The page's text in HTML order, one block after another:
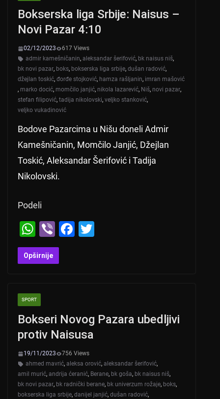
p
o
k
Bokserska liga Srbije: Naisus –
Novi Pazar 4:10
02/12/2023
617 Views
admir kamešničanin, aleksandar šerifović, bk naisus niš,
bk novi pazar, boks, bokserska liga srbije, dušan radović,
džejlan toskić, đorđe stojković, hamza rašljanin, imran mašović
, marko docić, momčilo janjić, nikola lazarević, Niš, novi pazar,
stefan filipović, tadija nikolovski, veljko stanković,
veljko vukadinović
Bodove Pazarcima u Nišu doneli Admir
Kamešničanin, Momčilo Janjić, Džejlan
Toskić, Aleksandar Šerifović i Tadija
Nikolovski.
Podeli
W
h
at
A
p
p
Vi
b
er
F
o
k
Opširnije
SPORT
Bokseri Novog Pazara ubedljivi
protiv Naisusa
19/11/2023
756 Views
ahmed mavrić, aleksa orović, aleksandar šerifović,
amil murić, andrija ćeranić, Berane, bk goša, bk naisus niš,
bk novi pazar, bk radnički berane, bk univerzum rožaje, boks,
bokserska liga srbije, danijel janjić, dušan radović,